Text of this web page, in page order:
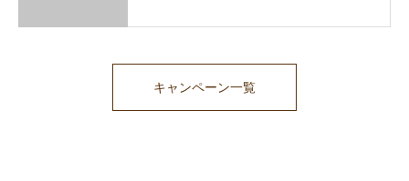
キャンペーン一覧